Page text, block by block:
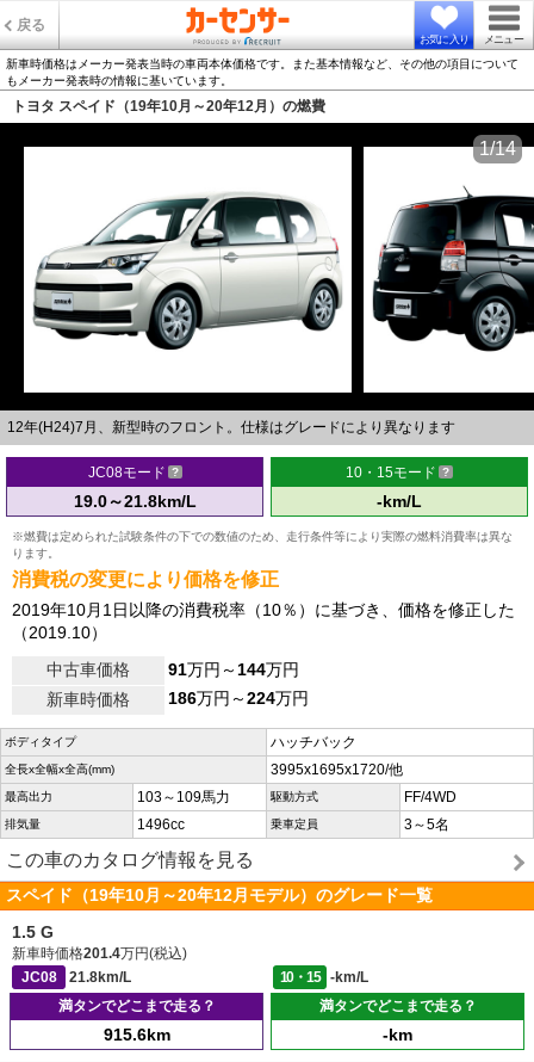
戻る
お気に入り メニュー
新車時価格はメーカー発表当時の車両本体価格です。また基本情報など、その他の項目について
もメーカー発表時の情報に基いています。
トヨタ スペイド（19年10月～20年12月）の燃費
12年(H24)7月、新型時のフロント。仕様はグレードにより異なります
1/14
JC08モード
19.0～21.8km/L
10・15モード
-km/L
※燃費は定められた試験条件の下での数値のため、走行条件等により実際の燃料消費率は異な
ります。
消費税の変更により価格を修正
2019年10月1日以降の消費税率（10％）に基づき、価格を修正した
（2019.10）
中古車価格
91万円～144万円
新車時価格
186万円～224万円
ボディタイプ ハッチバック
全長x全幅x全高(mm) 3995x1695x1720/他
最高出力 103～109馬力 駆動方式 FF/4WD
排気量 1496cc 乗車定員 3～5名
この車のカタログ情報を見る
スペイド（19年10月～20年12月モデル）のグレード一覧
1.5 G
新車時価格201.4万円(税込)
JC08
21.8km/L 10・15
-km/L
満タンでどこまで走る？
915.6km
満タンでどこまで走る？
-km